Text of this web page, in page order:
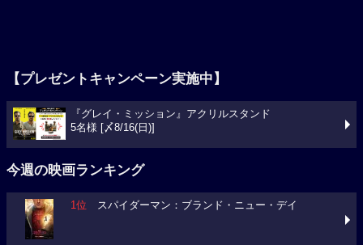
【プレゼントキャンペーン実施中】
『グレイ・ミッション』アクリルスタンド
5名様 [〆8/16(日)]
今週の映画ランキング
1位 スパイダーマン：ブランド・ニュー・デイ